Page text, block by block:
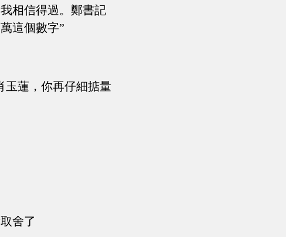
相信得過。鄭書記
這個數字”
玉蓮，你再仔細掂量
舍了